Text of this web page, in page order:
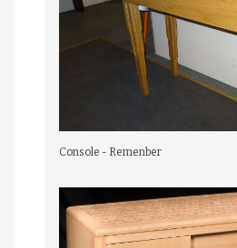
Console - Remenber